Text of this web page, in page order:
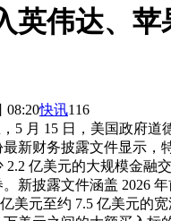
英伟达、苹
08:20快讯116
5 月 15 日，美国政府道
最新财务披露文件显示，
2.2 亿美元的大规模金融
新披露文件涵盖 2026
美元至约 7.5 亿美元的